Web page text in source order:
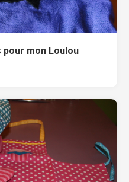
mon Loulou